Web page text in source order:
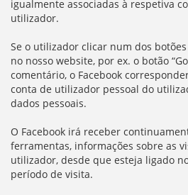
igualmente associadas à respetiva
utilizador.
Se o utilizador clicar num dos
no nosso website, por ex. o botão
comentário, o Facebook
conta de utilizador pessoal do
dados pessoais.
O Facebook irá receber
ferramentas, informações sobre as
utilizador, desde que esteja ligado
período de visita.